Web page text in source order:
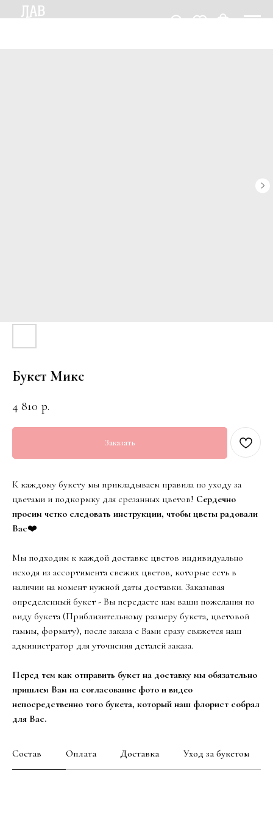
Букет Микс
4 810 р.
Заказать
К каждому букету мы прикладываем правила по уходу за
цветами и подкормку для срезанных цветов! Сердечно
просим четко следовать инструкции, чтобы цветы радовали
Вас❤️
Мы подходим к каждой доставке цветов индивидуально
исходя из ассортимента свежих цветов, которые есть в
наличии на момент нужной даты доставки. Заказывая
определенный букет - Вы передаете нам ваши пожелания по
виду букета (Приблизительному размеру букета, цветовой
гаммы, формату), после заказа с Вами сразу свяжется наш
администратор для уточнения деталей заказа.
Перед тем как отправить букет на доставку мы обязательно
пришлем Вам на согласование фото и видео
непосредственно того букета, который наш флорист собрал
для Вас.
Состав Оплата Доставка Уход за букетом